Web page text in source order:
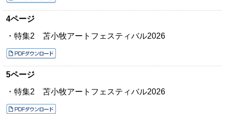
4ページ
・特集2 苫小牧アートフェスティバル2026
5ページ
・特集2 苫小牧アートフェスティバル2026